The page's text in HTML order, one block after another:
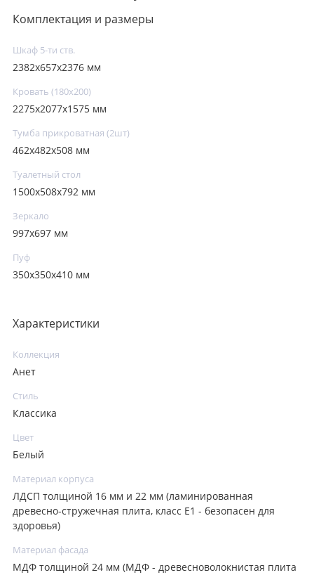
Комплектация и размеры
Шкаф 5-ти ств.
2382х657х2376 мм
Кровать (180х200)
2275х2077х1575 мм
Тумба прикроватная (2шт)
462х482х508 мм
Туалетный стол
1500х508х792 мм
Зеркало
997х697 мм
Пуф
350х350х410 мм
Характеристики
Коллекция
Анет
Стиль
Классика
Цвет
Белый
Материал корпуса
ЛДСП толщиной 16 мм и 22 мм (ламинированная
древесно-стружечная плита, класс E1 - безопасен для
здоровья)
Материал фасада
МДФ толщиной 24 мм (МДФ - древесноволокнистая плита